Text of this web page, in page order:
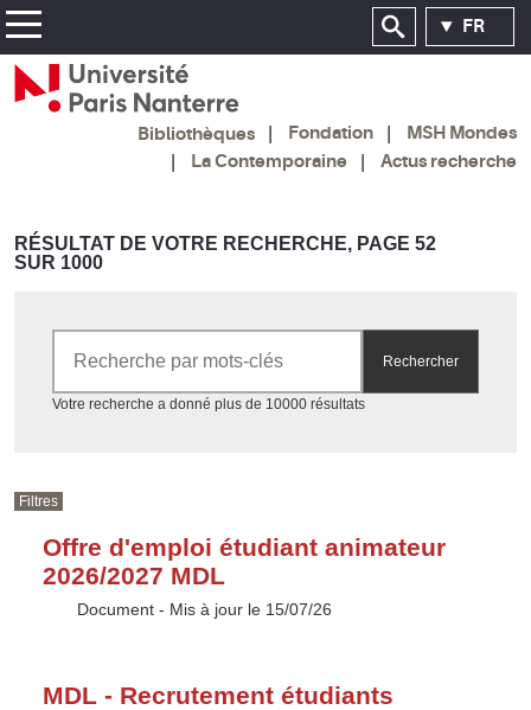
FR
Bibliothèques Fondation
MSH Mondes
La Contemporaine
Actus recherche
RÉSULTAT DE VOTRE RECHERCHE, PAGE 52
SUR 1000
Rechercher
Votre recherche a donné plus de 10000 résultatsAccéder aux résultats
Filtres
Offre d'emploi étudiant animateur
2026/2027 MDL
Type :
Document - Mis à jour le 15/07/26
MDL - Recrutement étudiants